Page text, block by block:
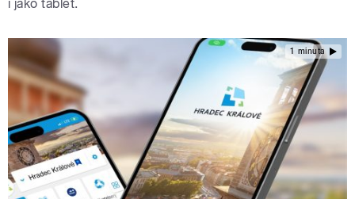
i jako tablet.
1 minuta